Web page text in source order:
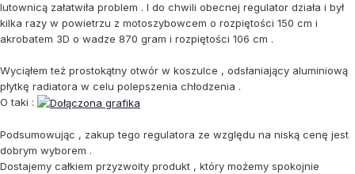
lutownicą załatwiła problem . I do chwili obecnej regulator działa i był
kilka razy w powietrzu z motoszybowcem o rozpiętości 150 cm i
akrobatem 3D o wadze 870 gram i rozpiętości 106 cm .
Wyciąłem też prostokątny otwór w koszulce , odsłaniający aluminiową
płytkę radiatora w celu polepszenia chłodzenia .
O taki :
Podsumowując , zakup tego regulatora ze względu na niską cenę jest
dobrym wyborem .
Dostajemy całkiem przyzwoity produkt , który możemy spokojnie